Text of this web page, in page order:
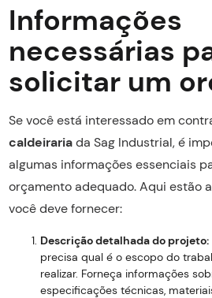
Informações
necessárias
solicitar um
Se você está interessado em
caldeirariada Sag Industrial, é
algumas informações essenciais
orçamento adequado. Aqui estão
você deve fornecer:
Descrição detalhada do projeto:
precisa qual é o escopo do
realizar. Forneça informações
especificações técnicas,